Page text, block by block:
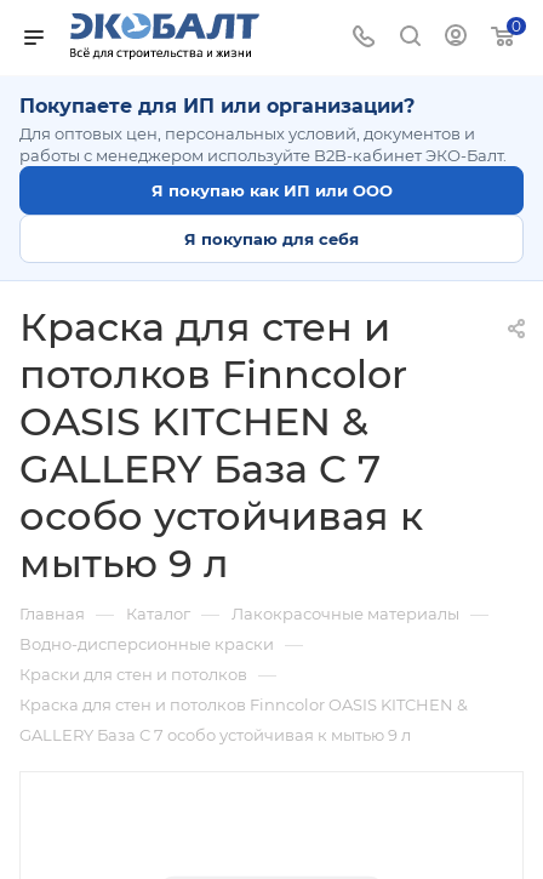
0
Покупаете для ИП или организации?
Для оптовых цен, персональных условий, документов и
работы с менеджером используйте B2B-кабинет ЭКО-Балт.
Я покупаю как ИП или ООО
Я покупаю для себя
Краска для стен и
потолков Finncolor
OASIS KITCHEN &
GALLERY База C 7
особо устойчивая к
мытью 9 л
Главная — Каталог — Лакокрасочные материалы —
Водно-дисперсионные краски —
Краски для стен и потолков —
Краска для стен и потолков Finncolor OASIS KITCHEN &
GALLERY База C 7 особо устойчивая к мытью 9 л